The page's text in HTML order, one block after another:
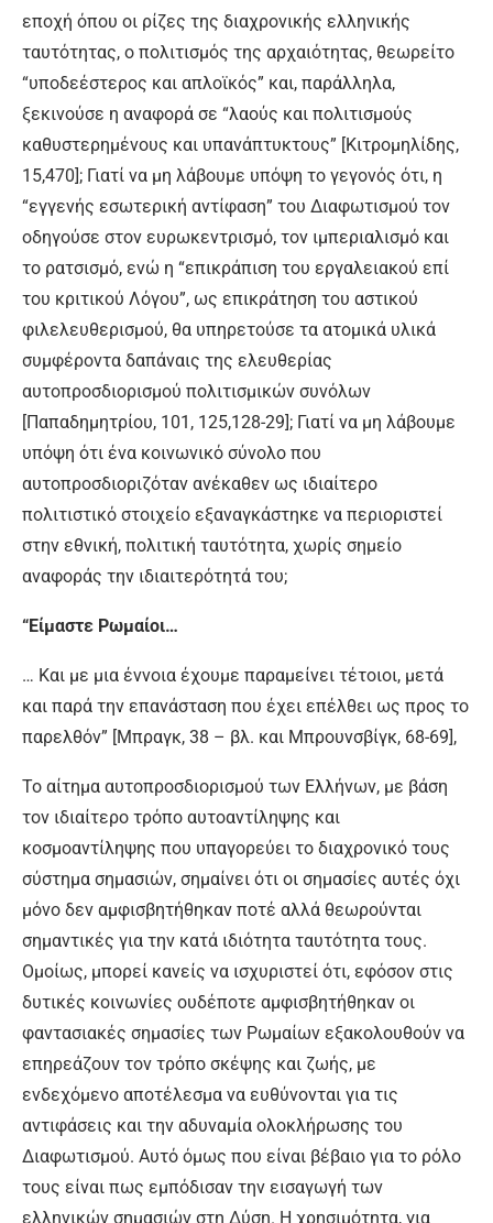
εποχή όπου οι ρίζες της διαχρονικής ελληνικής
ταυτότητας, ο πολιτισμός της αρχαιότητας, θεωρείτο
“υποδεέστερος και απλοϊκός” και, παράλληλα,
ξεκινούσε η αναφορά σε “λαούς και πολιτισμούς
καθυστερημένους και υπανάπτυκτους” [Κιτρομηλίδης,
15,470]; Γιατί να μη λάβουμε υπόψη το γεγονός ότι, η
“εγγενής εσωτερική αντίφαση” του Διαφωτισμού τον
οδηγούσε στον ευρωκεντρισμό, τον ιμπεριαλισμό και
το ρατσισμό, ενώ η “επικράπιση του εργαλειακού επί
του κριτικού Λόγου”, ως επικράτηση του αστικού
φιλελευθερισμού, θα υπηρετούσε τα ατομικά υλικά
συμφέροντα δαπάναις της ελευθερίας
αυτοπροσδιορισμού πολιτισμικών συνόλων
[Παπαδημητρίου, 101, 125,128-29]; Γιατί να μη λάβουμε
υπόψη ότι ένα κοινωνικό σύνολο που
αυτοπροσδιοριζόταν ανέκαθεν ως ιδιαίτερο
πολιτιστικό στοιχείο εξαναγκάστηκε να περιοριστεί
στην εθνική, πολιτική ταυτότητα, χωρίς σημείο
αναφοράς την ιδιαιτερότητά του;
“Είμαστε Ρωμαίοι…
… Και με μια έννοια έχουμε παραμείνει τέτοιοι, μετά
και παρά την επανάσταση που έχει επέλθει ως προς το
παρελθόν” [Μπραγκ, 38 – βλ. και Μπρουνσβίγκ, 68-69],
Το αίτημα αυτοπροσδιορισμού των Ελλήνων, με βάση
τον ιδιαίτερο τρόπο αυτοαντίληψης και
κοσμοαντίληψης που υπαγορεύει το διαχρονικό τους
σύστημα σημασιών, σημαίνει ότι οι σημασίες αυτές όχι
μόνο δεν αμφισβητήθηκαν ποτέ αλλά θεωρούνται
σημαντικές για την κατά ιδιότητα ταυτότητα τους.
Ομοίως, μπορεί κανείς να ισχυριστεί ότι, εφόσον στις
δυτικές κοινωνίες ουδέποτε αμφισβητήθηκαν οι
φαντασιακές σημασίες των Ρωμαίων εξακολουθούν να
επηρεάζουν τον τρόπο σκέψης και ζωής, με
ενδεχόμενο αποτέλεσμα να ευθύνονται για τις
αντιφάσεις και την αδυναμία ολοκλήρωσης του
Διαφωτισμού. Αυτό όμως που είναι βέβαιο για το ρόλο
τους είναι πως εμπόδισαν την εισαγωγή των
ελληνικών σημασιών στη Δύση. Η χρησιμότητα, για